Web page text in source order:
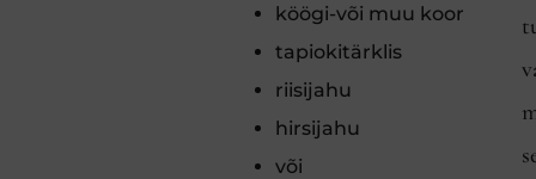
köögi-või muu koor
tapiokitärklis
riisijahu
hirsijahu
või